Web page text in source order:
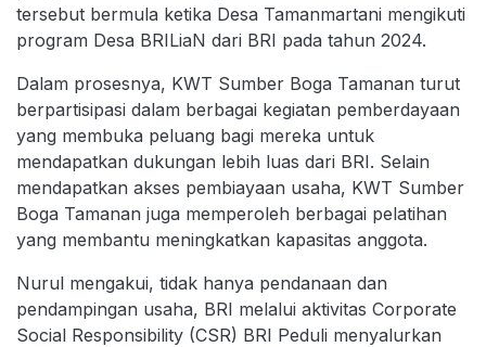
tersebut bermula ketika Desa Tamanmartani mengikuti
program Desa BRILiaN dari BRI pada tahun 2024.
Dalam prosesnya, KWT Sumber Boga Tamanan turut
berpartisipasi dalam berbagai kegiatan pemberdayaan
yang membuka peluang bagi mereka untuk
mendapatkan dukungan lebih luas dari BRI. Selain
mendapatkan akses pembiayaan usaha, KWT Sumber
Boga Tamanan juga memperoleh berbagai pelatihan
yang membantu meningkatkan kapasitas anggota.
Nurul mengakui, tidak hanya pendanaan dan
pendampingan usaha, BRI melalui aktivitas Corporate
Social Responsibility (CSR) BRI Peduli menyalurkan